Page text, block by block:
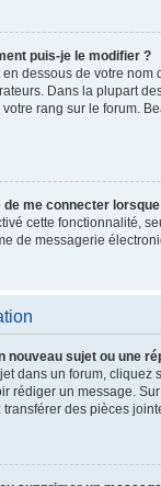
puis-je le modifier ?
dessous de votre
Dans la plupart
rang sur le forum.
de me connecter
cette fonctionnalité,
de messagerie
nouveau sujet ou une
dans un forum,
rédiger un message.
des pièces